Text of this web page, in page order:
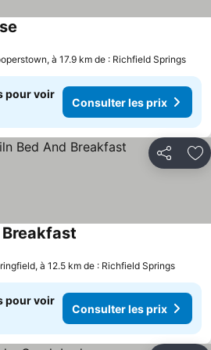
à 17.9 km de : Richfield Springs
pour voir
Consulter les prix
Partager
à 12.5 km de : Richfield Springs
pour voir
Consulter les prix